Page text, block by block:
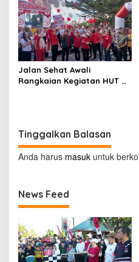
Jalan Sehat Awali
Rangkaian Kegiatan HUT RI
Tinggalkan Balasan
Anda harus masuk untuk
News Feed